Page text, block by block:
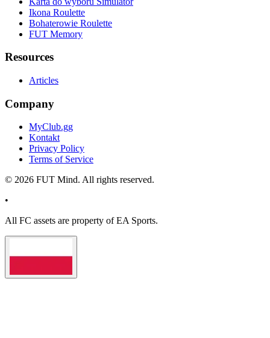
Ikona Roulette
Bohaterowie Roulette
FUT Memory
Resources
Articles
Company
MyClub.gg
Kontakt
Privacy Policy
Terms of Service
© 2026 FUT Mind. All rights reserved.
•
All FC assets are property of EA Sports.